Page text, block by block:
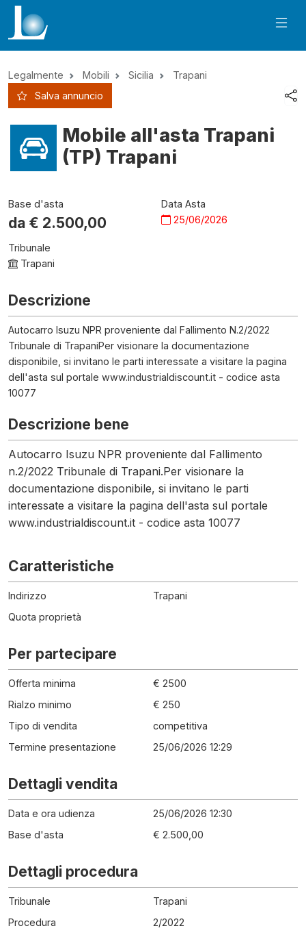
Legalmente Mobili Sicilia
Trapani
Salva annuncio
Mobile all'asta Trapani
(TP) Trapani
Base d'asta
da € 2.500,00
Data Asta
25/06/2026
Tribunale
Trapani
Descrizione
Autocarro Isuzu NPR proveniente dal Fallimento N.2/2022
Tribunale di TrapaniPer visionare la documentazione
disponibile, si invitano le parti interessate a visitare la pagina
dell'asta sul portale www.industrialdiscount.it - codice asta
10077
Descrizione bene
Autocarro Isuzu NPR proveniente dal Fallimento
n.2/2022 Tribunale di Trapani.Per visionare la
documentazione disponibile, si invitano le parti
interessate a visitare la pagina dell'asta sul portale
www.industrialdiscount.it - codice asta 10077
Caratteristiche
Indirizzo
Trapani
Quota proprietà
Per partecipare
Offerta minima
€ 2500
Rialzo minimo
€ 250
Tipo di vendita
competitiva
Termine presentazione
25/06/2026 12:29
Dettagli vendita
Data e ora udienza
25/06/2026 12:30
Base d'asta
€ 2.500,00
Dettagli procedura
Tribunale
Trapani
Procedura
2/2022